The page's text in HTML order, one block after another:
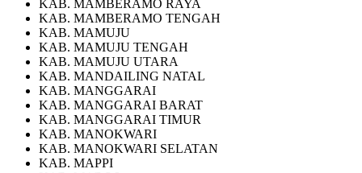
KAB. MAMBERAMO RAYA
KAB. MAMBERAMO TENGAH
KAB. MAMUJU
KAB. MAMUJU TENGAH
KAB. MAMUJU UTARA
KAB. MANDAILING NATAL
KAB. MANGGARAI
KAB. MANGGARAI BARAT
KAB. MANGGARAI TIMUR
KAB. MANOKWARI
KAB. MANOKWARI SELATAN
KAB. MAPPI